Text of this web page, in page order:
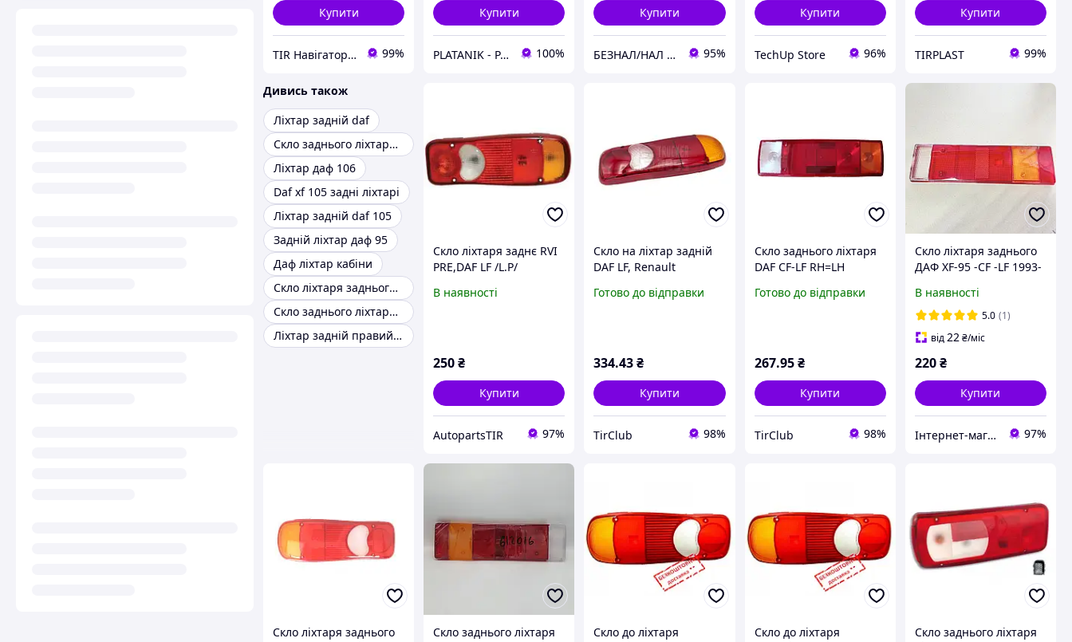
Купити
TIR Навігатор - Інтернет-магазин для справжніх далекобійників 99%
Купити
PLATANIK - PARTS & ACCESSORIES 100%
Купити
БЕЗНАЛ/НАЛ 💙💛 ДАЛЕКОБІЙНИК 🚚 95%
Купити
TechUp Store 96%
Купити
TIRPLAST 99%
Дивись також
Ліхтар задній daf
Скло заднього ліхтаря DAF
Ліхтар даф 106
Daf xf 105 задні ліхтарі
Ліхтар задній daf 105
Задній ліхтар даф 95
Даф ліхтар кабіни
Скло ліхтаря заднього daf xf106
Скло заднього ліхтаря даф xg
Ліхтар задній правий DAF XF 105
Скло ліхтаря заднє RVI
PRE,DAF LF /L.P/
В наявності
250₴
Купити
AutopartsTIR 97%
Скло на ліхтар задній
DAF LF, Renault
Готово до відправки
334.43₴
Купити
TirClub 98%
Скло заднього ліхтаря
DAF CF-LF RH=LH
Готово до відправки
267.95 ₴
Купити
TirClub 98%
Скло ліхтаря заднього
ДАФ XF-95 -CF -LF 1993-
В наявності
5.0 (1)
від22₴/міс
220₴
Купити
Інтернет-магазин "KrazAuto" 97%
Скло ліхтаря заднього
Скло заднього ліхтаря
Скло до ліхтаря
Скло до ліхтаря
Скло заднього ліхтаря